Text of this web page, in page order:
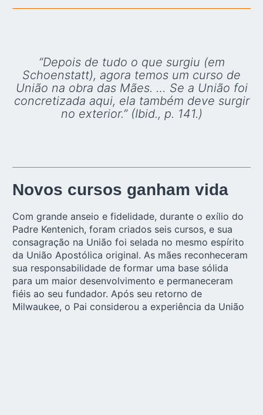
“Depois de tudo o que surgiu (em
Schoenstatt), agora temos um curso de
União na obra das Mães. … Se a União foi
concretizada aqui, ela também deve surgir
no exterior.” (Ibid., p. 141.)
Novos cursos ganham vida
Com grande anseio e fidelidade, durante o exílio do
Padre Kentenich, foram criados seis cursos, e sua
consagração na União foi selada no mesmo espírito
da União Apostólica original. As mães reconheceram
sua responsabilidade de formar uma base sólida
para um maior desenvolvimento e permaneceram
fiéis ao seu fundador. Após seu retorno de
Milwaukee, o Pai considerou a experiência da União